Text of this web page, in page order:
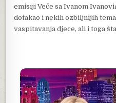
emisiji Veče sa Ivanom
dotakao i nekih ozbiljnijih
vaspitavanja djece, ali i toga